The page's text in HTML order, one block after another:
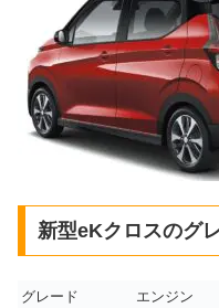
新型eKクロスのグ
グレード エンジン